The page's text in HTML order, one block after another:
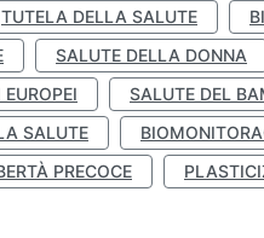
TUTELA DELLA SALUTE
SALUTE DELLA DONNA
SALUTE DEL
SALUTE
PRECOCE